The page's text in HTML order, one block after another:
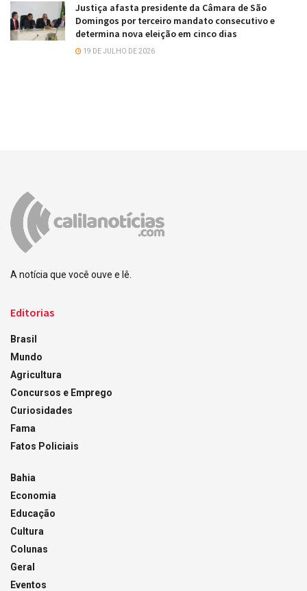
Justiça afasta presidente da Câmara de São
Domingos por terceiro mandato consecutivo e
determina nova eleição em cinco dias
19 DE JULHO DE 2026
A notícia que você ouve e lê.
Editorias
Brasil
Mundo
Agricultura
Concursos e Emprego
Curiosidades
Fama
Fatos Policiais
Bahia
Economia
Educação
Cultura
Colunas
Geral
Eventos